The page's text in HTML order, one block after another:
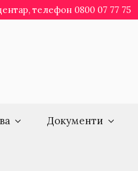
телефон 0800 07 77 75
Документи